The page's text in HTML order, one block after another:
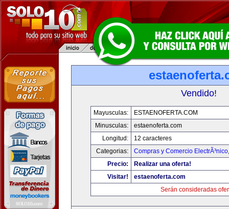
Vendido!
Mayusculas:
ESTAENOFERTA.COM
Minusculas:
estaenoferta.com
Longitud:
12 caracteres
Categorias:
Compras y Comercio ElectrÃ³nico
Precio:
Realizar una oferta!
Visitar!
estaenoferta.com
Serán consideradas